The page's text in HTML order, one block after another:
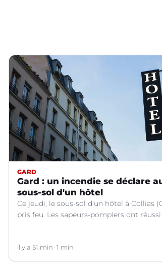
GARD
Gard : un incendie se déclare
sous-sol d'un hôtel
Ce jeudi, le sous-sol d'un hôtel à Collias
pris feu. Les sapeurs-pompiers ont réussi
il y a 51 min 1 min